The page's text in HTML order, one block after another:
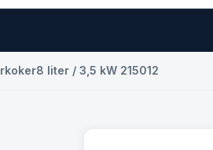
liter / 3,5 kW 215012